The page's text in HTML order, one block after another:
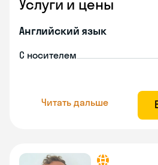
Услуги и цены
Английский язык
С носителем
Читать дальше